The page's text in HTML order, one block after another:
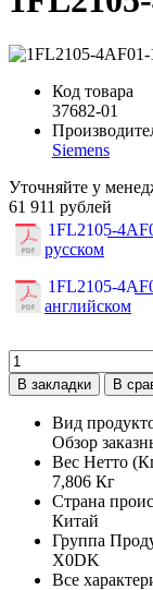
Код товара
37682-01
Siemens
Уточняйте у
61 911 рублей
1FL2105-
русском
1FL2105-
английском
В закладки
В
Вид
Обзор
Вес Нетто
7,806 Кг
Страна
Китай
Группа
X0DK
Все